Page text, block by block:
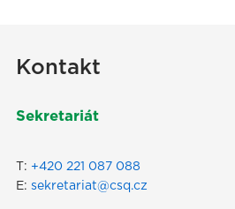
Kontakt
Sekretariát
T: +420 221 087 088
E: sekretariat@csq.cz